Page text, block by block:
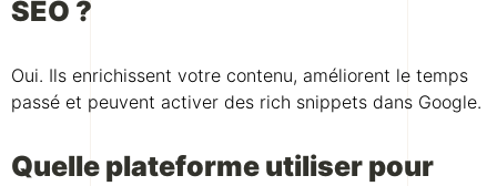
SEO ?
Oui. Ils enrichissent votre contenu, améliorent le temps
passé et peuvent activer des rich snippets dans Google.
Quelle plateforme utiliser pour